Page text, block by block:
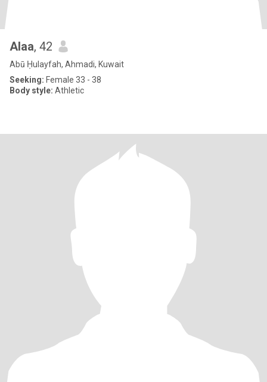
Alaa, 42
Abū Ḥulayfah, Ahmadi, Kuwait
Seeking: Female 33 - 38
Body style: Athletic